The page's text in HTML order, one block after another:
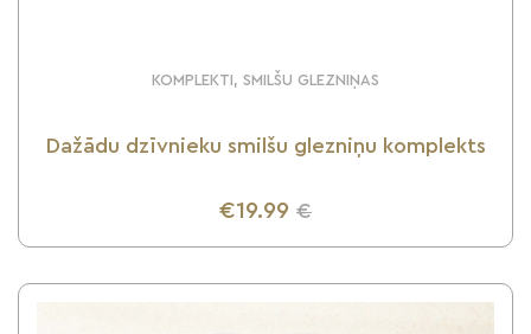
KOMPLEKTI, SMILŠU GLEZNIŅAS
Dažādu dzīvnieku smilšu glezniņu komplekts
€19.99 €
UZZINI VAIRĀK